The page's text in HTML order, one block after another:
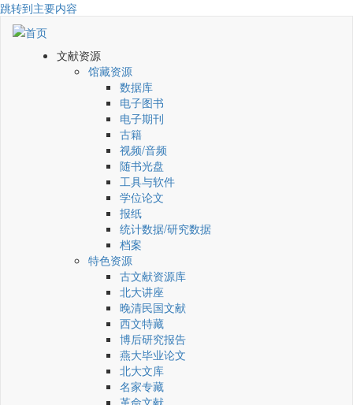
跳转到主要内容
文献资源
馆藏资源
数据库
电子图书
电子期刊
古籍
视频/音频
随书光盘
工具与软件
学位论文
报纸
统计数据/研究数据
档案
特色资源
古文献资源库
北大讲座
晚清民国文献
西文特藏
博后研究报告
燕大毕业论文
北大文库
名家专藏